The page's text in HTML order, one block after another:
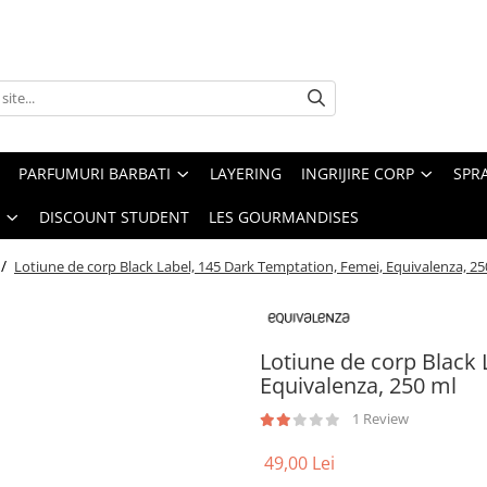
PARFUMURI BARBATI LAYERING INGRIJIRE CORP
DISCOUNT STUDENT LES GOURMANDISES
Lotiune de corp Black Label, 145 Dark Temptation, Femei, Equivalenza,
Lotiune de corp Black
Equivalenza, 250 ml
1 Review
49,00 Lei